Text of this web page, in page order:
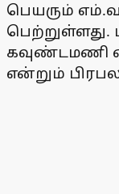
பெயரும்
கவுண்டமணி
என்றும்